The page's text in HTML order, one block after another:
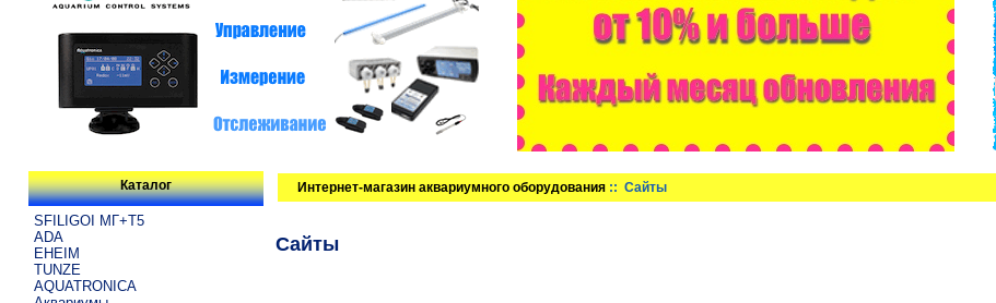
Каталог
SFILIGOI МГ+Т5
ADA
EHEIM
TUNZE
AQUATRONICA
Интернет-магазин аквариумного оборудования :: Сайты
Сайты